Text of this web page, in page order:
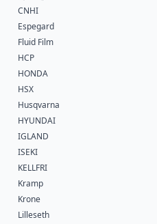
CNHI
Espegard
Fluid Film
HCP
HONDA
HSX
Husqvarna
HYUNDAI
IGLAND
ISEKI
KELLFRI
Kramp
Krone
Lilleseth